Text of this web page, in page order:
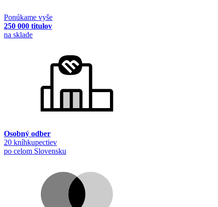
Ponúkame vyše
250 000 titulov
na sklade
Osobný odber
20 kníhkupectiev
po celom Slovensku